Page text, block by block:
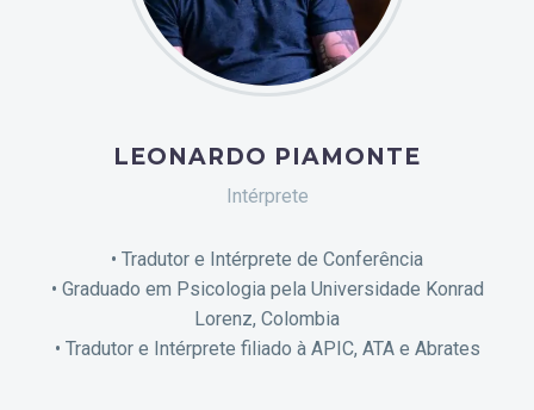
LEONARDO PIAMONTE
Intérprete
• Tradutor e Intérprete de Conferência
• Graduado em Psicologia pela Universidade Konrad
Lorenz, Colombia
• Tradutor e Intérprete filiado à APIC, ATA e Abrates